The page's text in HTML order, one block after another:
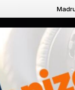
Madrugada